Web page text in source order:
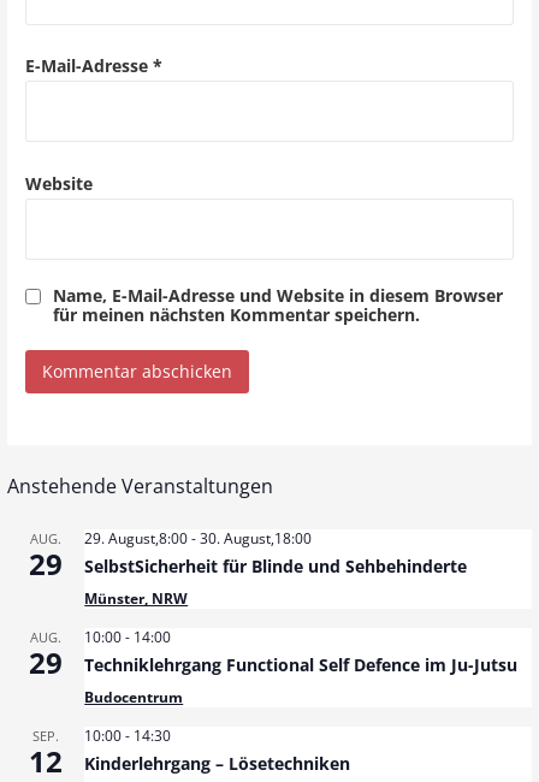
oE-Mail-Adresse *
Website
Name, E-Mail-Adresse und Website in diesem Browser
für meinen nächsten Kommentar speichern.
Anstehende Veranstaltungen
AUG.
29
29. August,8:00-30. August,18:00
SelbstSicherheit für Blinde und Sehbehinderte
Münster, NRW
AUG.
29
10:00- 14:00
Techniklehrgang Functional Self Defence im Ju-Jutsu
Budocentrum
SEP.
12
10:00- 14:30
Kinderlehrgang – Lösetechniken